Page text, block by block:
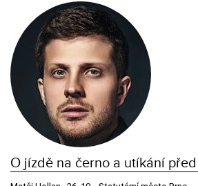
O jízdě na černo a utíkání